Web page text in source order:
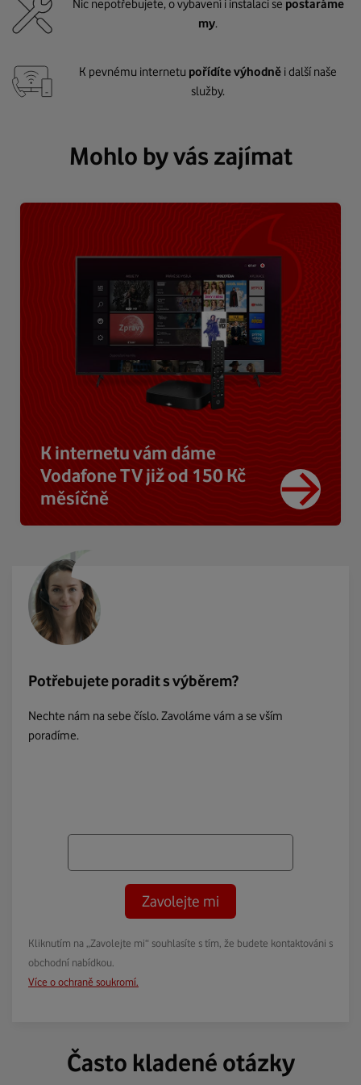
Nic nepotřebujete, o vybavení i instalaci se postaráme
my.
K pevnému internetu pořídíte výhodně i další naše
služby.
Mohlo by vás zajímat
K internetu vám dáme
Vodafone TV již od 150 Kč
měsíčně
Potřebujete poradit s výběrem?
Nechte nám na sebe číslo. Zavoláme vám a se vším
poradíme.
Zavolejte mi
Kliknutím na „Zavolejte mi“ souhlasíte s tím, že budete kontaktováni s
obchodní nabídkou.
Více o ochraně soukromí.
Často kladené otázky